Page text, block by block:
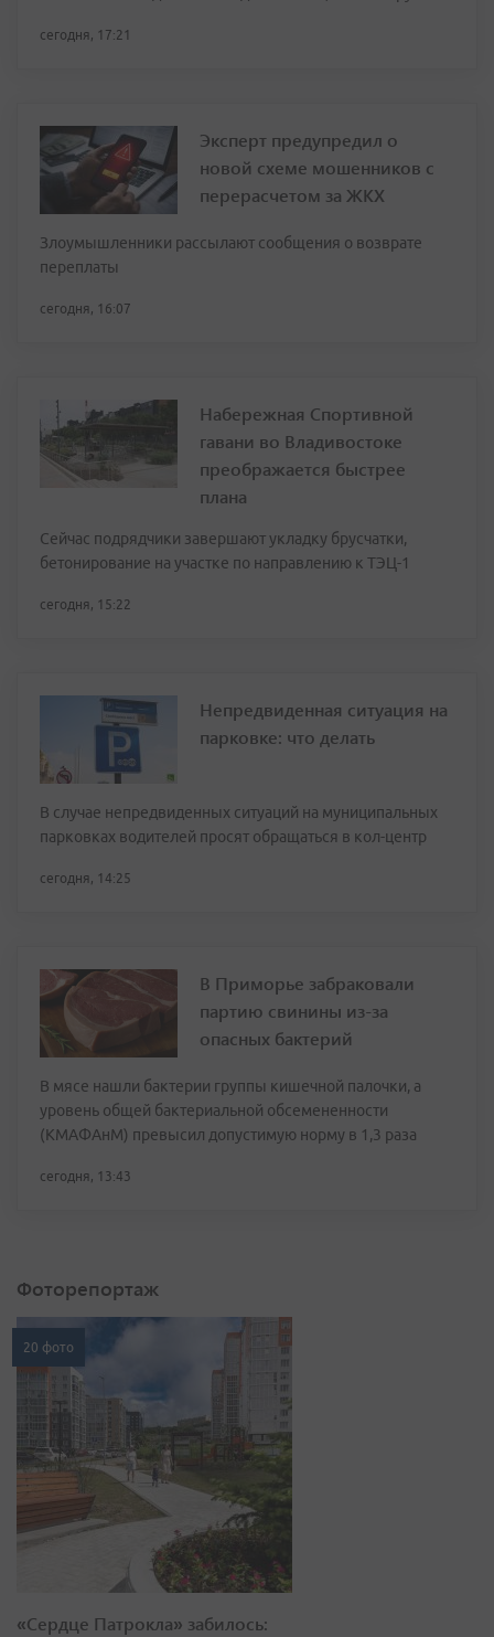
сегодня, 17:21
Эксперт предупредил о
новой схеме мошенников с
перерасчетом за ЖКХ
Злоумышленники рассылают сообщения о возврате
переплаты
сегодня, 16:07
Набережная Спортивной
гавани во Владивостоке
преображается быстрее
плана
Сейчас подрядчики завершают укладку брусчатки,
бетонирование на участке по направлению к ТЭЦ-1
сегодня, 15:22
Непредвиденная ситуация на
парковке: что делать
В случае непредвиденных ситуаций на муниципальных
парковках водителей просят обращаться в кол-центр
сегодня, 14:25
В Приморье забраковали
партию свинины из-за
опасных бактерий
В мясе нашли бактерии группы кишечной палочки, а
уровень общей бактериальной обсемененности
(КМАФАнМ) превысил допустимую норму в 1,3 раза
сегодня, 13:43
Фоторепортаж
20 фото
«Сердце Патрокла» забилось: